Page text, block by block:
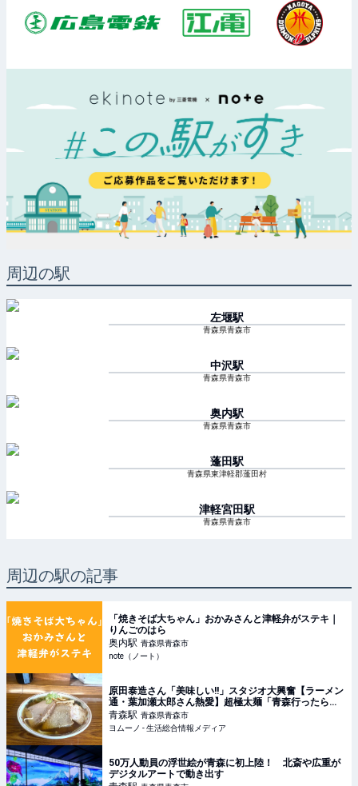
周辺の駅
左堰駅
青森県青森市
中沢駅
青森県青森市
奥内駅
青森県青森市
蓬田駅
青森県東津軽郡蓬田村
津軽宮田駅
青森県青森市
周辺の駅の記事
「焼きそば大ちゃん」おかみさんと津軽弁がステキ｜
りんごのはら
奥内駅 青森県青森市
note（ノート）
原田泰造さん「美味しい!!」スタジオ大興奮【ラーメン
通・葉加瀬太郎さん熱愛】超極太麺「青森行ったら絶
青森駅 青森県青森市
ヨムーノ - 生活総合情報メディア
50万人動員の浮世絵が青森に初上陸！ 北斎や広重が
デジタルアートで動き出す